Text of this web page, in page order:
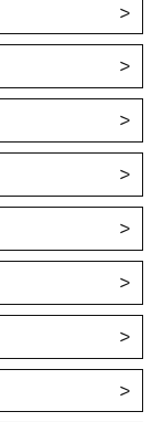
＞
＞
＞
＞
＞
＞
＞
＞